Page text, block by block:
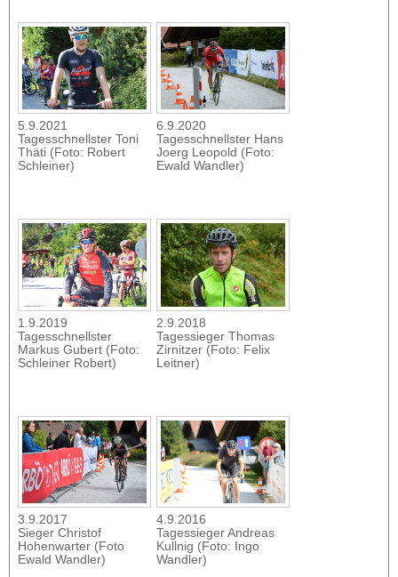
5.9.2021
Tagesschnellster Toni
Thäti (Foto: Robert
Schleiner)
6.9.2020
Tagesschnellster Hans
Joerg Leopold (Foto:
Ewald Wandler)
1.9.2019
Tagesschnellster
Markus Gubert (Foto:
Schleiner Robert)
2.9.2018
Tagessieger Thomas
Zirnitzer (Foto: Felix
Leitner)
3.9.2017
Sieger Christof
Hohenwarter (Foto
Ewald Wandler)
4.9.2016
Tagessieger Andreas
Kullnig (Foto: Ingo
Wandler)